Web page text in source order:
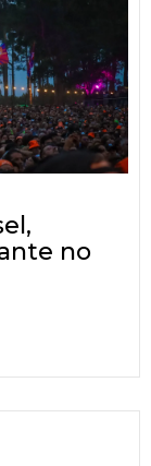
no